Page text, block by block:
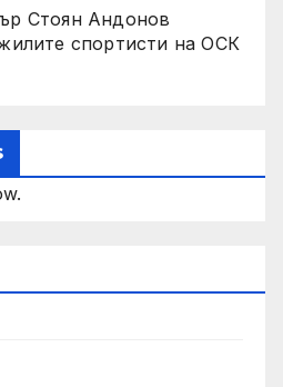
Стоян Андонов
спортисти на ОСК